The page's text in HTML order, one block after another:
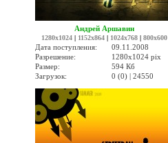
Андрей Аршавин
1280x1024| 1152x864| 1024x768| 800x600
Дата поступления:
09.11.2008
Разрешение:
1280x1024 pix
Размер:
594 Кб
Загрузок:
0 (0) | 24550